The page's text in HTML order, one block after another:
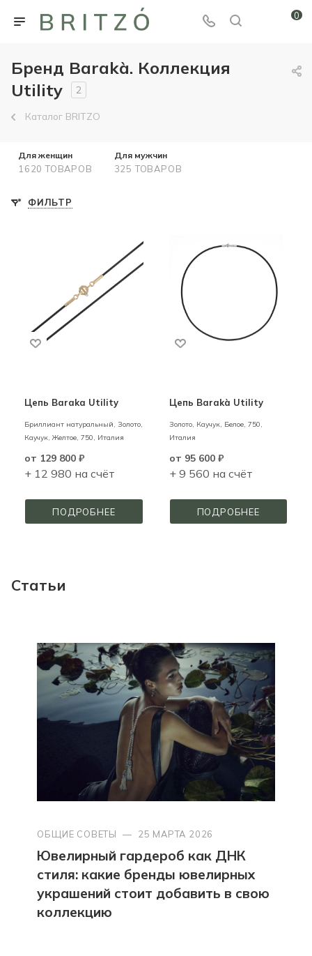
0
Бренд Barakà. Коллекция
Utility
2
Каталог BRITZO
Для женщин
1620 ТОВАРОВ
Для мужчин
325 ТОВАРОВ
ФИЛЬТР
Цепь Baraka Utility
Бриллиант натуральный, Золото,
Каучук, Желтое, 750, Италия
от 129 800 ₽
+ 12 980 на счёт
ПОДРОБНЕЕ
Цепь Barakà Utility
Золото, Каучук, Белое, 750,
Италия
от 95 600 ₽
+ 9 560 на счёт
ПОДРОБНЕЕ
Статьи
ОБЩИЕ СОВЕТЫ — 25 МАРТА 2026
Ювелирный гардероб как ДНК
стиля: какие бренды ювелирных
украшений стоит добавить в свою
коллекцию